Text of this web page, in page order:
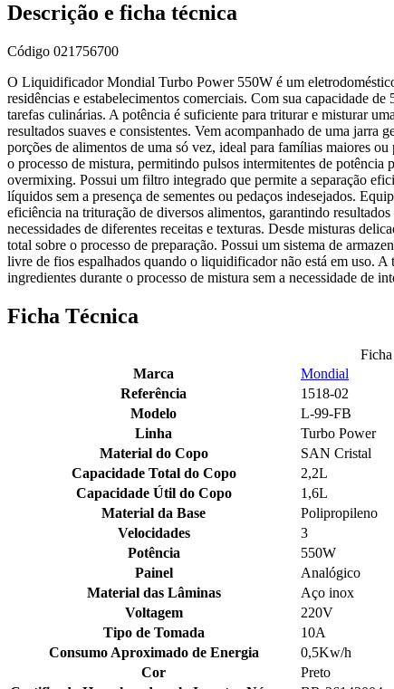
Descrição e ficha técnica
Código 021756700
O Liquidificador Mondial Turbo Power 550W é um
residências e estabelecimentos comerciais. Com sua capacidade
tarefas culinárias. A potência é suficiente para triturar e misturar
resultados suaves e consistentes. Vem acompanhado de uma
porções de alimentos de uma só vez, ideal para famílias maiores
o processo de mistura, permitindo pulsos intermitentes de potência
overmixing. Possui um filtro integrado que permite a separação
líquidos sem a presença de sementes ou pedaços indesejados.
eficiência na trituração de diversos alimentos, garantindo
necessidades de diferentes receitas e texturas. Desde misturas
total sobre o processo de preparação. Possui um sistema de
livre de fios espalhados quando o liquidificador não está em uso.
ingredientes durante o processo de mistura sem a necessidade de
Ficha Técnica
Marca
Mondial
Referência
1518-02
Modelo
L-99-FB
Linha
Turbo Power
Material do Copo
SAN Cristal
Capacidade Total do Copo
2,2L
Capacidade Útil do Copo
1,6L
Material da Base
Polipropileno
Velocidades
3
Potência
550W
Painel
Analógico
Material das Lâminas
Aço inox
Voltagem
220V
Tipo de Tomada
10A
Consumo Aproximado de Energia
0,5Kw/h
Cor
Preto